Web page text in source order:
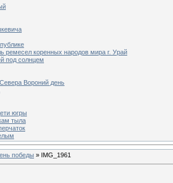
ремесел коренных народов мира г. Урай
под солнцем
Вороний день
югры
тыла
победы » IMG_1961